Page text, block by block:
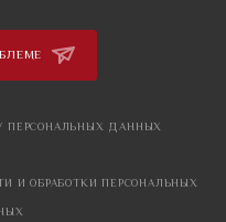
ПЕРСОНАЛЬНЫХ ДАННЫХ
И ОБРАБОТКИ ПЕРСОНАЛЬНЫХ